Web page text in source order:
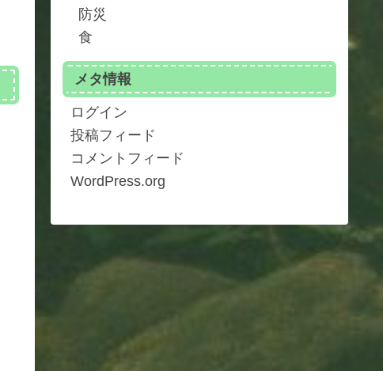
防災
食
メタ情報
ログイン
投稿フィード
コメントフィード
WordPress.org